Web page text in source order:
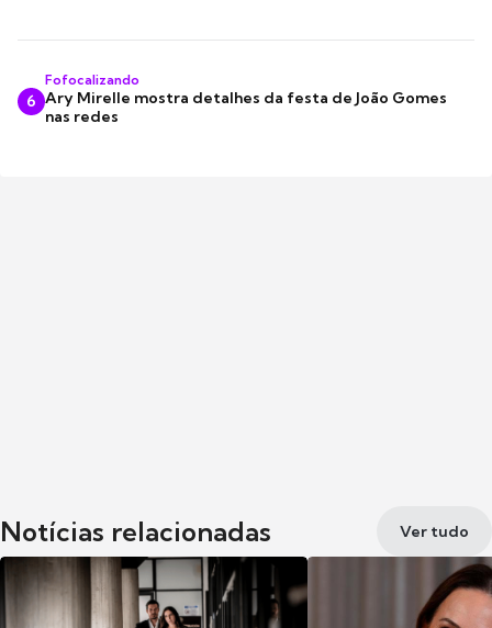
6
Fofocalizando
Ary Mirelle mostra detalhes da festa de João Gomes
nas redes
Notícias relacionadas Ver tudo